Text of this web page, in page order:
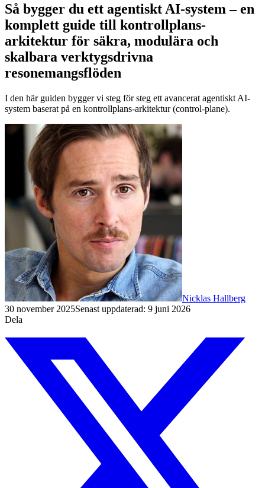
Så bygger du ett agentiskt AI-system – en
komplett guide till kontrollplans-
arkitektur för säkra, modulära och
skalbara verktygsdrivna
resonemangsflöden
I den här guiden bygger vi steg för steg ett avancerat agentiskt AI-
system baserat på en kontrollplans-arkitektur (control-plane).
Nicklas Hallberg
30 november 2025Senast uppdaterad: 9 juni 2026
Dela